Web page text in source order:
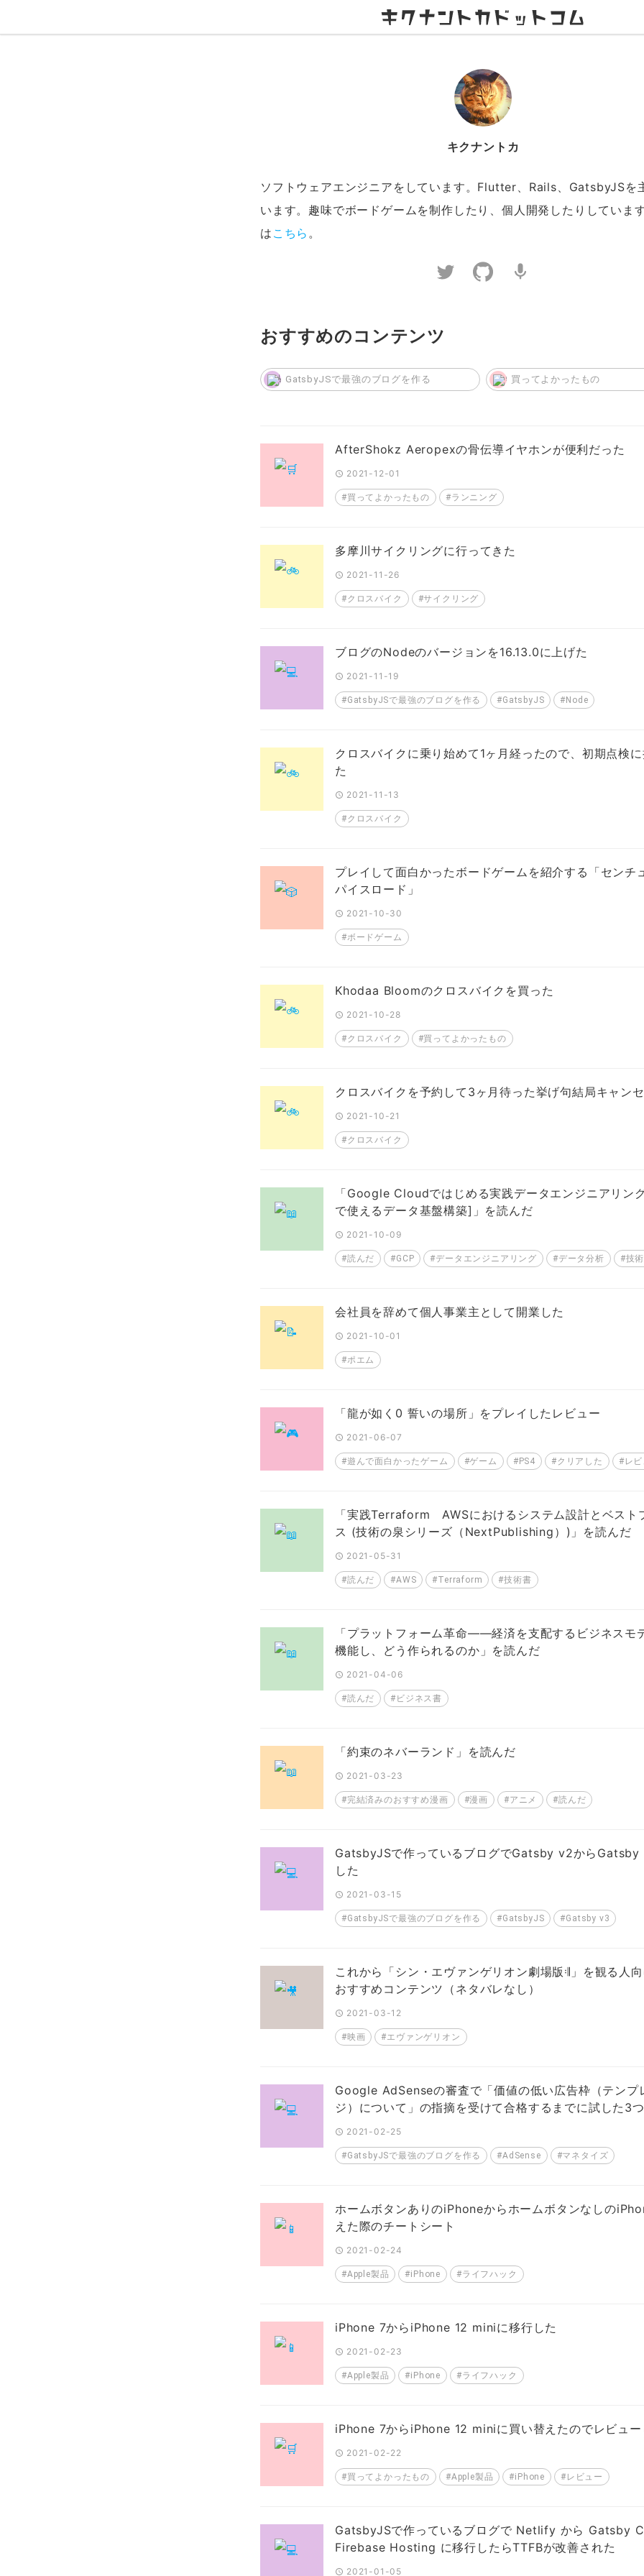
キクナントカ
ソフトウェアエンジニアをしています。Flutter、Rails、GatsbyJSを
います。趣味でボードゲームを制作したり、個人開発したりしていま
は こちら 。
おすすめのコンテンツ
GatsbyJSで最強のブログを作る 買ってよかったもの
AfterShokz Aeropexの骨伝導イヤホンが便利だった
2021-12-01
#買ってよかったもの #ランニング
多摩川サイクリングに行ってきた
2021-11-26
#クロスバイク #サイクリング
ブログのNodeのバージョンを16.13.0に上げた
2021-11-19
#GatsbyJSで最強のブログを作る #GatsbyJS #Node
クロスバイクに乗り始めて1ヶ月経ったので、初期点検
た
2021-11-13
#クロスバイク
プレイして面白かったボードゲームを紹介する「センチ
パイスロード」
2021-10-30
#ボードゲーム
Khodaa Bloomのクロスバイクを買った
2021-10-28
#クロスバイク #買ってよかったもの
クロスバイクを予約して3ヶ月待った挙げ句結局キャン
2021-10-21
#クロスバイク
「Google Cloudではじめる実践データエンジニアリン
で使えるデータ基盤構築]」を読んだ
2021-10-09
#読んだ #GCP #データエンジニアリング #データ分析 #技
会社員を辞めて個人事業主として開業した
2021-10-01
#ポエム
「龍が如く0 誓いの場所」をプレイしたレビュー
2021-06-07
#遊んで面白かったゲーム #ゲーム #PS4 #クリアした #レビ
「実践Terraform AWSにおけるシステム設計とベスト
ス (技術の泉シリーズ（NextPublishing）)」を読んだ
2021-05-31
#読んだ #AWS #Terraform #技術書
「プラットフォーム革命――経済を支配するビジネスモ
機能し、どう作られるのか」を読んだ
2021-04-06
#読んだ #ビジネス書
「約束のネバーランド」を読んだ
2021-03-23
#完結済みのおすすめ漫画 #漫画 #アニメ #読んだ
GatsbyJSで作っているブログでGatsby v2からGatsby
した
2021-03-15
#GatsbyJSで最強のブログを作る #GatsbyJS #Gatsby v3
これから「シン・エヴァンゲリオン劇場版𝄇」を観る人
おすすめコンテンツ（ネタバレなし）
2021-03-12
#映画 #エヴァンゲリオン
Google AdSenseの審査で「価値の低い広告枠（テンプ
ジ）について」の指摘を受けて合格するまでに試した3
2021-02-25
#GatsbyJSで最強のブログを作る #AdSense #マネタイズ
ホームボタンありのiPhoneからホームボタンなしの
えた際のチートシート
2021-02-24
#Apple製品 #iPhone #ライフハック
iPhone 7からiPhone 12 miniに移行した
2021-02-23
#Apple製品 #iPhone #ライフハック
iPhone 7からiPhone 12 miniに買い替えたのでレビュー
2021-02-22
#買ってよかったもの #Apple製品 #iPhone #レビュー
GatsbyJSで作っているブログで Netlify から Gatsby
Firebase Hosting に移行したらTTFBが改善された
2021-01-05